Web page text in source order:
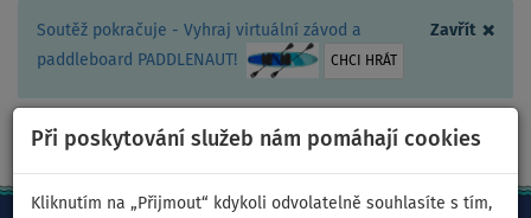
Zavřít ×
Soutěž pokračuje - Vyhraj virtuální závod a
paddleboard PADDLENAUT!
CHCI HRÁT
Při poskytování služeb nám pomáhají cookies
Kliknutím na „Přijmout“ kdykoli odvolatelně souhlasíte s tím,
CZ/Kč +420 467 409 090 0ks